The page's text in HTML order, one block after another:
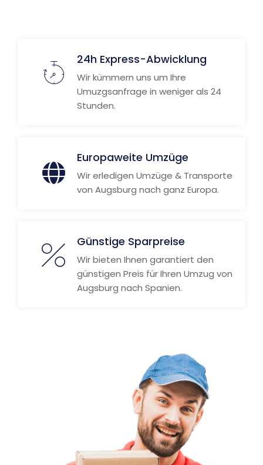
24h Express-Abwicklung
Wir kümmern uns um Ihre
Umuzgsanfrage in weniger als 24
Stunden.
Europaweite Umzüge
Wir erledigen Umzüge & Transporte
von Augsburg nach ganz Europa.
Günstige Sparpreise
Wir bieten Ihnen garantiert den
günstigen Preis für Ihren Umzug von
Augsburg nach Spanien.